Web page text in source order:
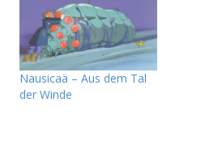
Nausicaä – Aus dem Tal
der Winde